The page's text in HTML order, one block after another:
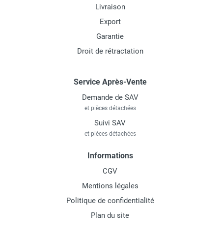
Livraison
Export
Garantie
Droit de rétractation
Service Après-Vente
Demande de SAV
et pièces détachées
Suivi SAV
et pièces détachées
Informations
CGV
Mentions légales
Politique de confidentialité
Plan du site